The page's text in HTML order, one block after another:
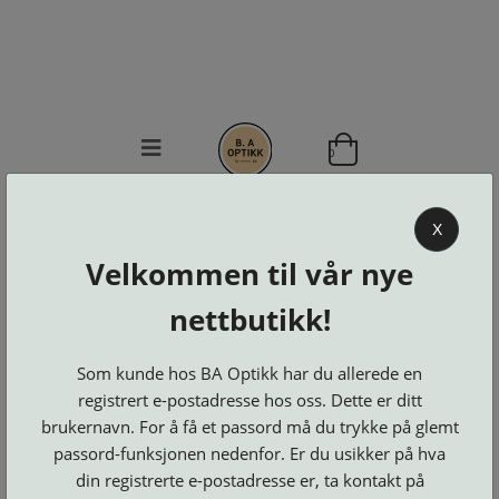
KONTAKT
BESTILL
DELER
LOGG INN
0
Brillerens
Brillesnorer
Clip-
og
Suncover
Etuier
Innfatninger
Lesebriller
og
Speil
Maskiner
Microkluter
Neseputer
og
Solbriller
X
Velkommen til vår nye
nettbutikk!
Som kunde hos BA Optikk har du allerede en
registrert e-postadresse hos oss. Dette er ditt
brukernavn. For å få et passord må du trykke på glemt
passord-funksjonen nedenfor. Er du usikker på hva
din registrerte e-postadresse er, ta kontakt på